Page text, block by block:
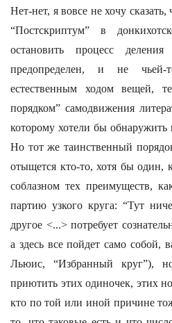
Нет-нет, я вовсе не хочу
“Постскриптум” в
остановить процесс
предопределен, и не
естественным ходом вещей,
порядком” самодвижения
которому хотели бы
Но тот же таинственный
отыщется кто-то, хотя бы один,
соблазном тех преимуществ,
партию узкого круга: “Тут
другое <...> потребует
а здесь все пойдет само собой,
Льюис, “Избранный круг”),
приютить этих одиночек, этих
кто по той или иной причине